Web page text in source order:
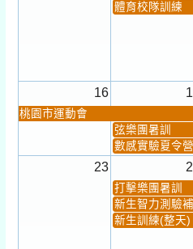
體育校隊訓練
16
桃園市運動會
弦樂團暑訓
數感實驗夏令
23
打擊樂團暑訓
新生智力測驗
新生訓練(整天)